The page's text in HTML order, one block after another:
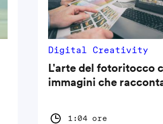
Digital Creativity
L'arte del fotoritocco
immagini che
1:04 ore